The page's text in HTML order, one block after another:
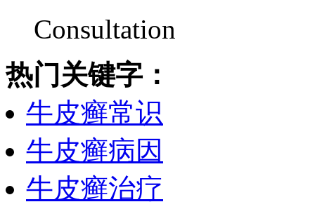
Consultation
热门关键字：
牛皮癣常识
牛皮癣病因
牛皮癣治疗